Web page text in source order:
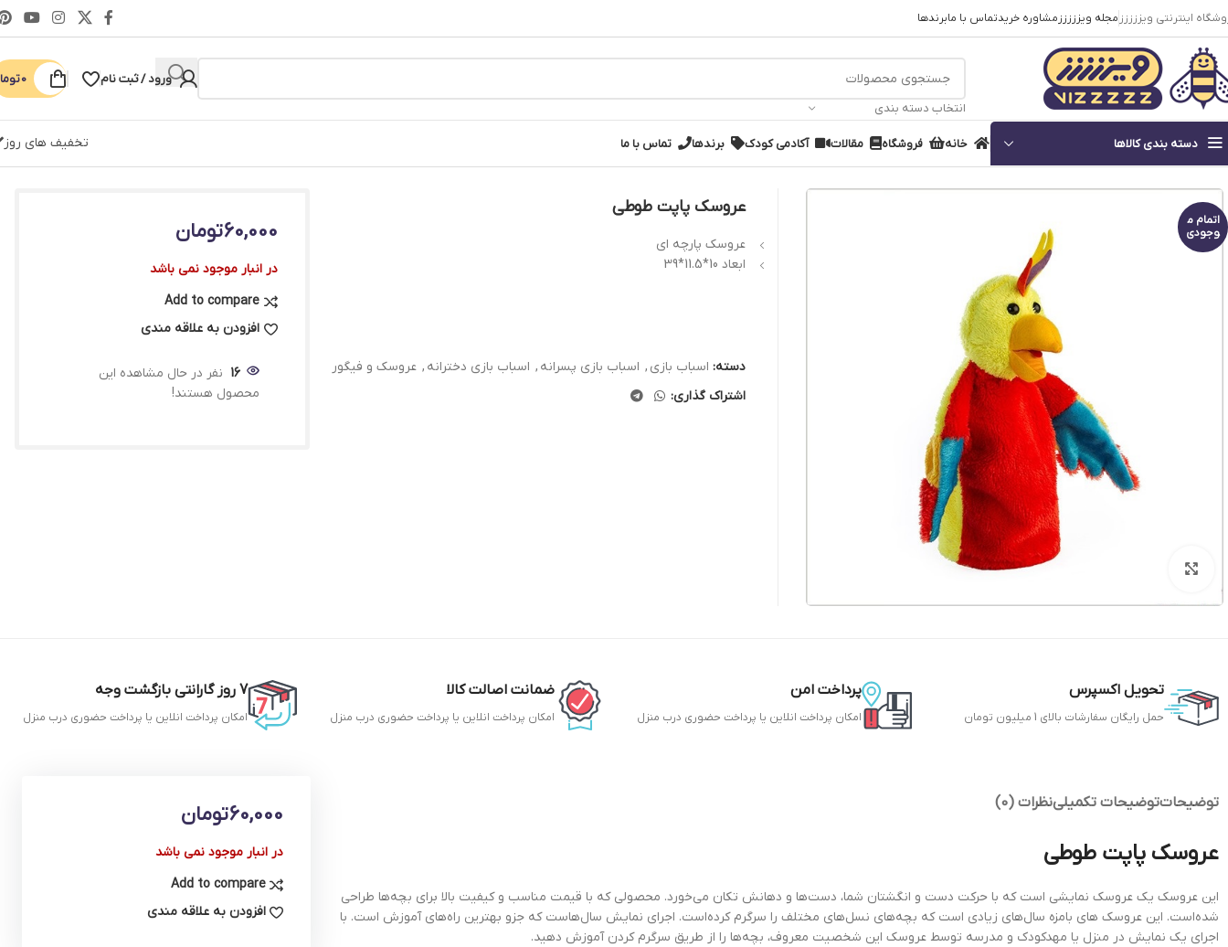
اینترنتی ویززززز مجله ویززززز مشاوره خریدتماس با مابرندها
انتخاب دسته بندی
ورود / ثبت نام 0
دسته بندی کالاها خانه فروشگاه مقالات آکادمی کودک برندها تماس با ما
تخفیف های روز
اتمام م
وجودی
عروسک پاپت طوطی
عروسک پارچه ای
ابعاد 10*11.5*39
دسته: اسباب بازی , اسباب‌ بازی پسرانه , اسباب‌ بازی دخترانه , عروسک و فیگور
اشتراک گذاری:
60,000تومان
در انبار موجود نمی باشد
Add to compare
افزودن به علاقه مندی
16 نفر در حال مشاهده این
محصول هستند!
تحویل اکسپرس
حمل رایگان سفارشات بالای 1 میلیون تومان
پرداخت امن
امکان پرداخت انلاین یا پرداخت حضوری درب منزل
ضمانت اصالت کالا
امکان پرداخت انلاین یا پرداخت حضوری درب منزل
7 روز گارانتی بازگشت وجه
امکان پرداخت انلاین یا پرداخت حضوری درب منزل
توضیحاتتوضیحات تکمیلینظرات (0)
عروسک پاپت طوطی
این عروسک یک عروسک نمایشی است که با حرکت دست و انگشتان شما، دست‌ها و دهانش تکان می‌خورد. محصولی که با قیمت مناسب و کیفیت بالا برای بچه‌ها طراحی
شده‌است. این عروسک های بامزه سال‌های زیادی است که بچه‌های نسل‌های مختلف را سرگرم کرده‌است. اجرای نمایش سال‌هاست که جزو بهترین راه‌های آموزش است. با
اجرای یک نمایش در منزل یا مهدکودک و مدرسه توسط عروسک این شخصیت معروف، بچه‌ها را از طریق سرگرم کردن آموزش دهید.
60,000تومان
در انبار موجود نمی باشد
Add to compare
افزودن به علاقه مندی